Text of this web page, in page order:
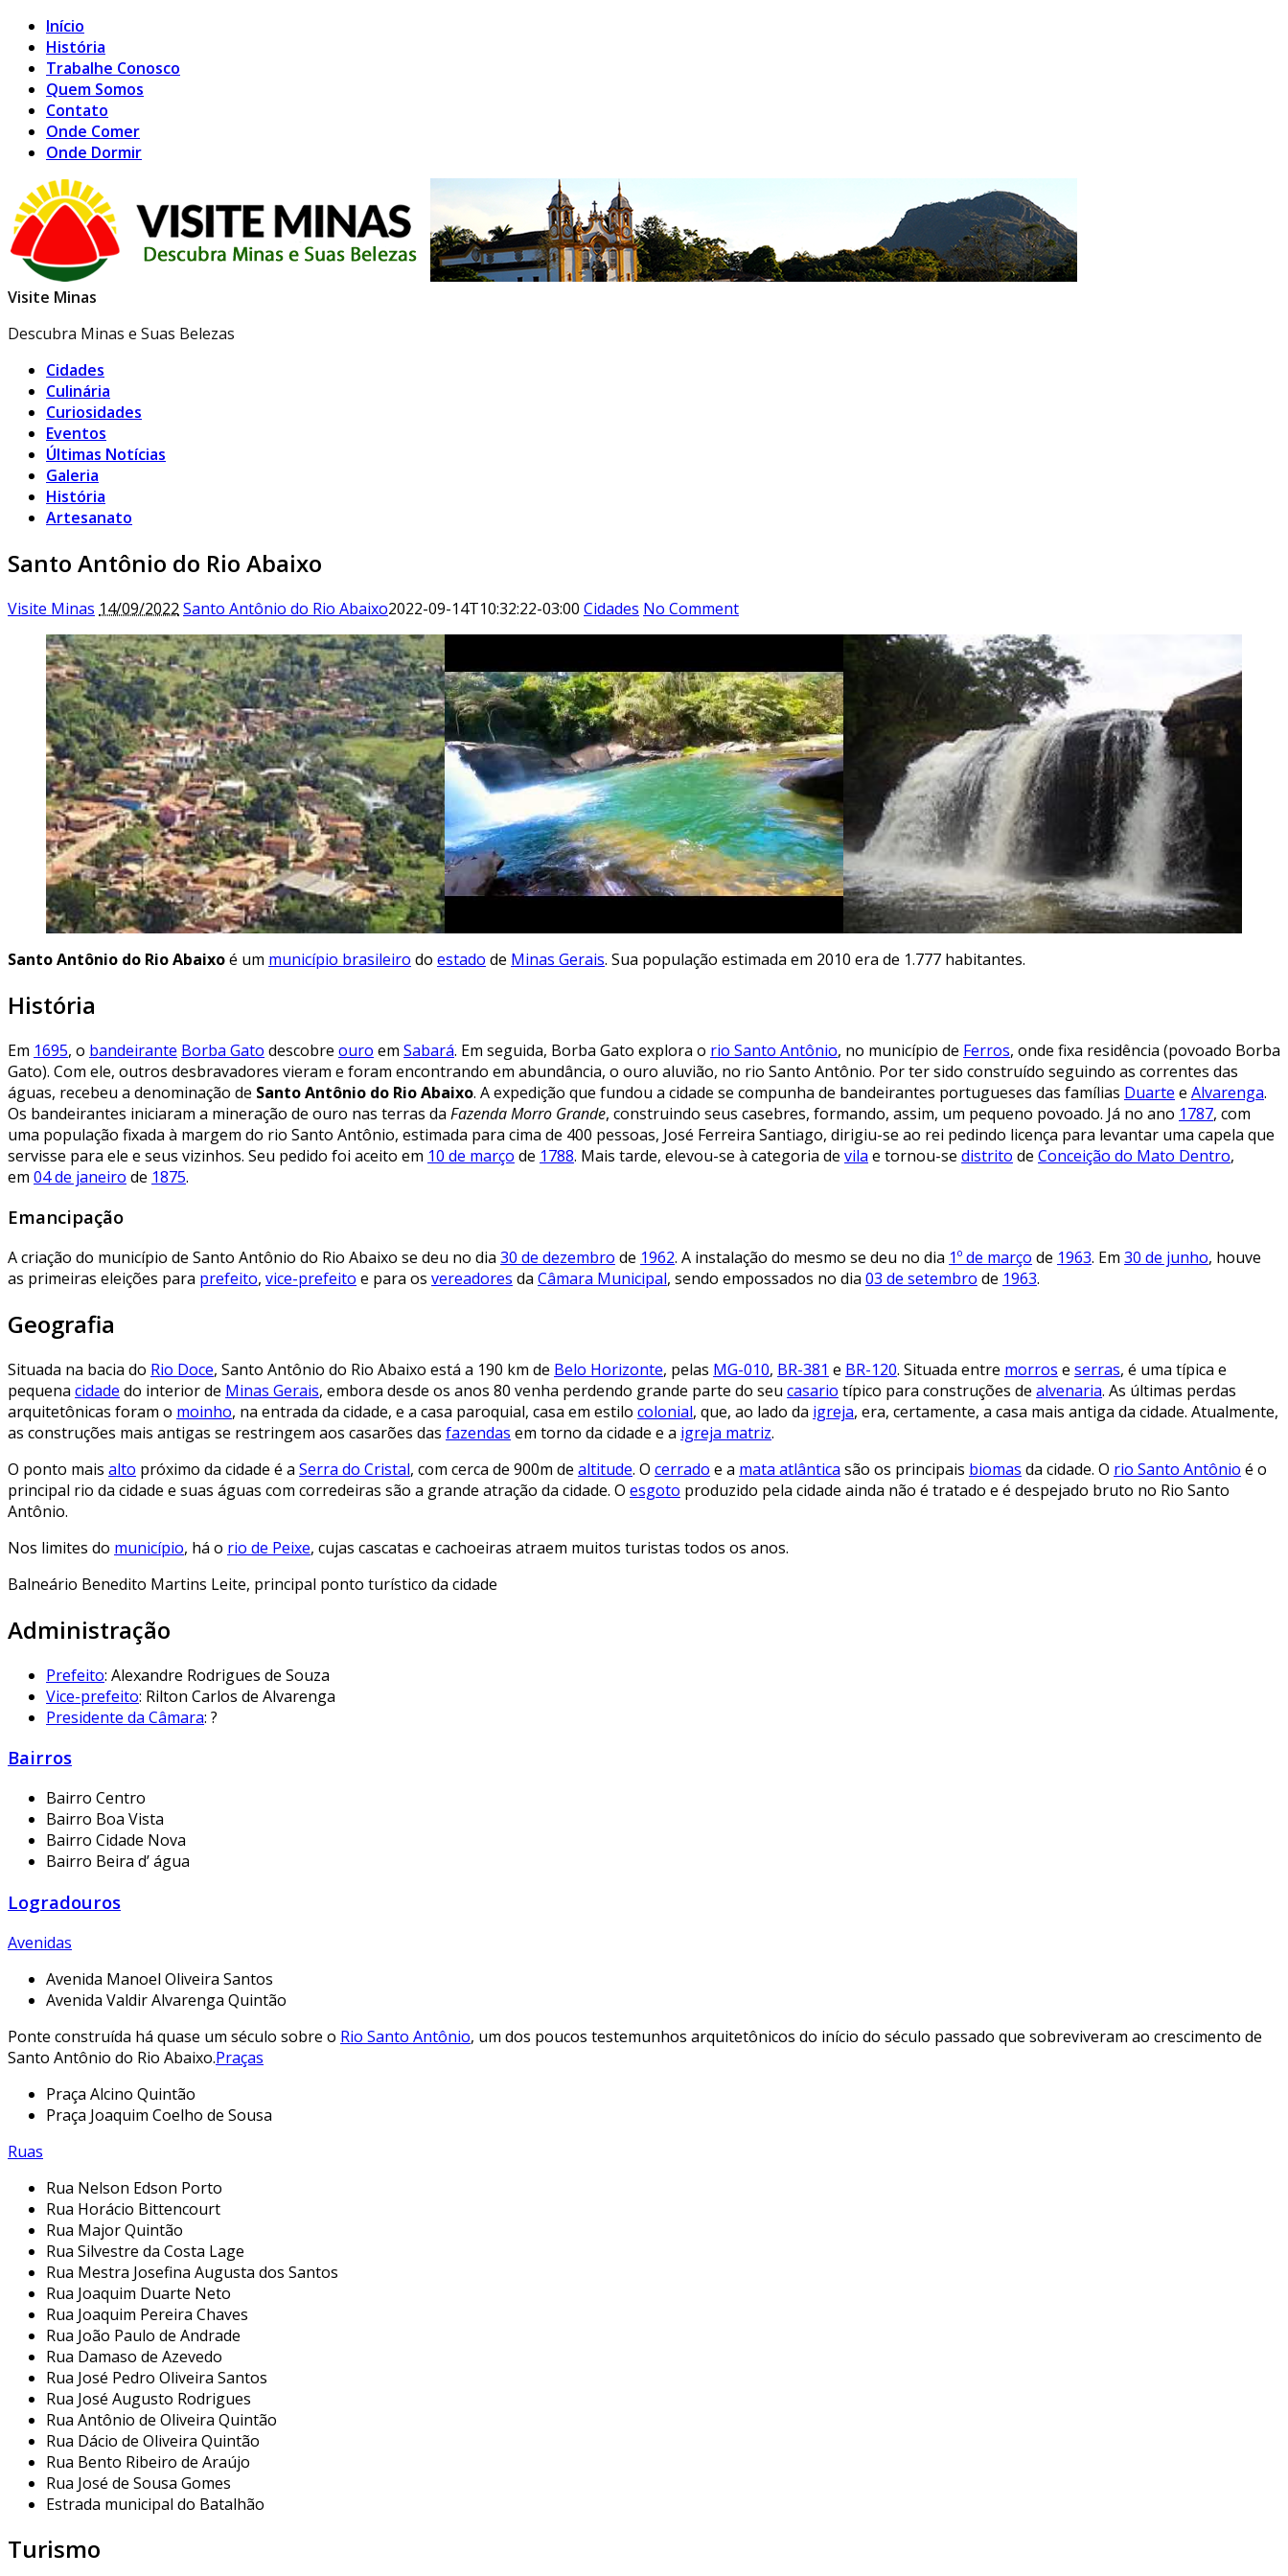
Início
História
Trabalhe Conosco
Quem Somos
Contato
Onde Comer
Onde Dormir
Visite Minas
Descubra Minas e Suas Belezas
Cidades
Culinária
Curiosidades
Eventos
Últimas Notícias
Galeria
História
Artesanato
Santo Antônio do Rio Abaixo
Visite Minas 14/09/2022 Santo Antônio do Rio Abaixo2022-09-14T10:32:22-03:00 Cidades No Comment
Santo Antônio do Rio Abaixoé um município brasileiro do estado de Minas Gerais. Sua população estimada em 2010 era de 1.777 habitantes.
História
Em 1695, o bandeirante Borba Gato descobre ouro em Sabará. Em seguida, Borba Gato explora o rio Santo Antônio, no município de Ferros, onde fixa residência (povoado Borba
Gato). Com ele, outros desbravadores vieram e foram encontrando em abundância, o ouro aluvião, no rio Santo Antônio. Por ter sido construído seguindo as correntes das
águas, recebeu a denominação de Santo Antônio do Rio Abaixo. A expedição que fundou a cidade se compunha de bandeirantes portugueses das famílias Duarte e Alvarenga.
Os bandeirantes iniciaram a mineração de ouro nas terras da Fazenda Morro Grande, construindo seus casebres, formando, assim, um pequeno povoado. Já no ano 1787, com
uma população fixada à margem do rio Santo Antônio, estimada para cima de 400 pessoas, José Ferreira Santiago, dirigiu-se ao rei pedindo licença para levantar uma capela que
servisse para ele e seus vizinhos. Seu pedido foi aceito em 10 de março de 1788. Mais tarde, elevou-se à categoria de vila e tornou-se distrito de Conceição do Mato Dentro,
em 04 de janeiro de 1875.
Emancipação
A criação do município de Santo Antônio do Rio Abaixo se deu no dia 30 de dezembro de 1962. A instalação do mesmo se deu no dia 1º de março de 1963. Em 30 de junho, houve
as primeiras eleições para prefeito, vice-prefeito e para os vereadores da Câmara Municipal, sendo empossados no dia 03 de setembro de 1963.
Geografia
Situada na bacia do Rio Doce, Santo Antônio do Rio Abaixo está a 190 km de Belo Horizonte, pelas MG-010, BR-381 e BR-120. Situada entre morros e serras, é uma típica e
pequena cidade do interior de Minas Gerais, embora desde os anos 80 venha perdendo grande parte do seu casario típico para construções de alvenaria. As últimas perdas
arquitetônicas foram o moinho, na entrada da cidade, e a casa paroquial, casa em estilo colonial, que, ao lado da igreja, era, certamente, a casa mais antiga da cidade. Atualmente,
as construções mais antigas se restringem aos casarões das fazendas em torno da cidade e a igreja matriz.
O ponto mais alto próximo da cidade é a Serra do Cristal, com cerca de 900m de altitude. O cerrado e a mata atlântica são os principais biomas da cidade. O rio Santo Antônio é o
principal rio da cidade e suas águas com corredeiras são a grande atração da cidade. O esgoto produzido pela cidade ainda não é tratado e é despejado bruto no Rio Santo
Antônio.
Nos limites do município, há o rio de Peixe, cujas cascatas e cachoeiras atraem muitos turistas todos os anos.
Balneário Benedito Martins Leite, principal ponto turístico da cidade
Administração
Prefeito: Alexandre Rodrigues de Souza
Vice-prefeito: Rilton Carlos de Alvarenga
Presidente da Câmara: ?
Bairros
Bairro Centro
Bairro Boa Vista
Bairro Cidade Nova
Bairro Beira d’ água
Logradouros
Avenidas
Avenida Manoel Oliveira Santos
Avenida Valdir Alvarenga Quintão
Ponte construída há quase um século sobre o Rio Santo Antônio, um dos poucos testemunhos arquitetônicos do início do século passado que sobreviveram ao crescimento de
Santo Antônio do Rio Abaixo.Praças
Praça Alcino Quintão
Praça Joaquim Coelho de Sousa
Ruas
Rua Nelson Edson Porto
Rua Horácio Bittencourt
Rua Major Quintão
Rua Silvestre da Costa Lage
Rua Mestra Josefina Augusta dos Santos
Rua Joaquim Duarte Neto
Rua Joaquim Pereira Chaves
Rua João Paulo de Andrade
Rua Damaso de Azevedo
Rua José Pedro Oliveira Santos
Rua José Augusto Rodrigues
Rua Antônio de Oliveira Quintão
Rua Dácio de Oliveira Quintão
Rua Bento Ribeiro de Araújo
Rua José de Sousa Gomes
Estrada municipal do Batalhão
Turismo